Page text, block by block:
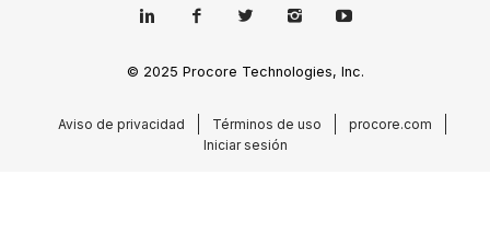
© 2025 Procore Technologies, Inc.
Aviso de privacidad Términos de uso
procore.com
Iniciar sesión